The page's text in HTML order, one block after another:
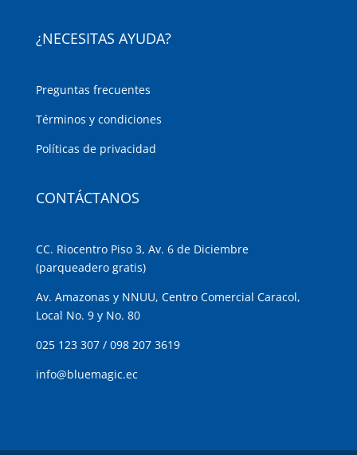
¿NECESITAS AYUDA?
Preguntas frecuentes
Términos y condiciones
Políticas de privacidad
CONTÁCTANOS
CC. Riocentro Piso 3, Av. 6 de Diciembre
(parqueadero gratis)
Av. Amazonas y NNUU, Centro Comercial Caracol,
Local No. 9 y No. 80
025 123 307 / 098 207 3619
info@bluemagic.ec